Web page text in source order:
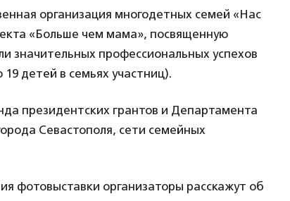
организация многодетных семей «Нас
«Больше чем мама», посвященную
значительных профессиональных успехов
детей в семьях участниц).
президентских грантов и Департамента
Севастополя, сети семейных
фотовыставки организаторы расскажут об